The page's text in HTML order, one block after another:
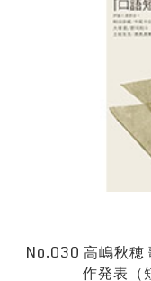
No.030 高嶋秋穂
作発表（